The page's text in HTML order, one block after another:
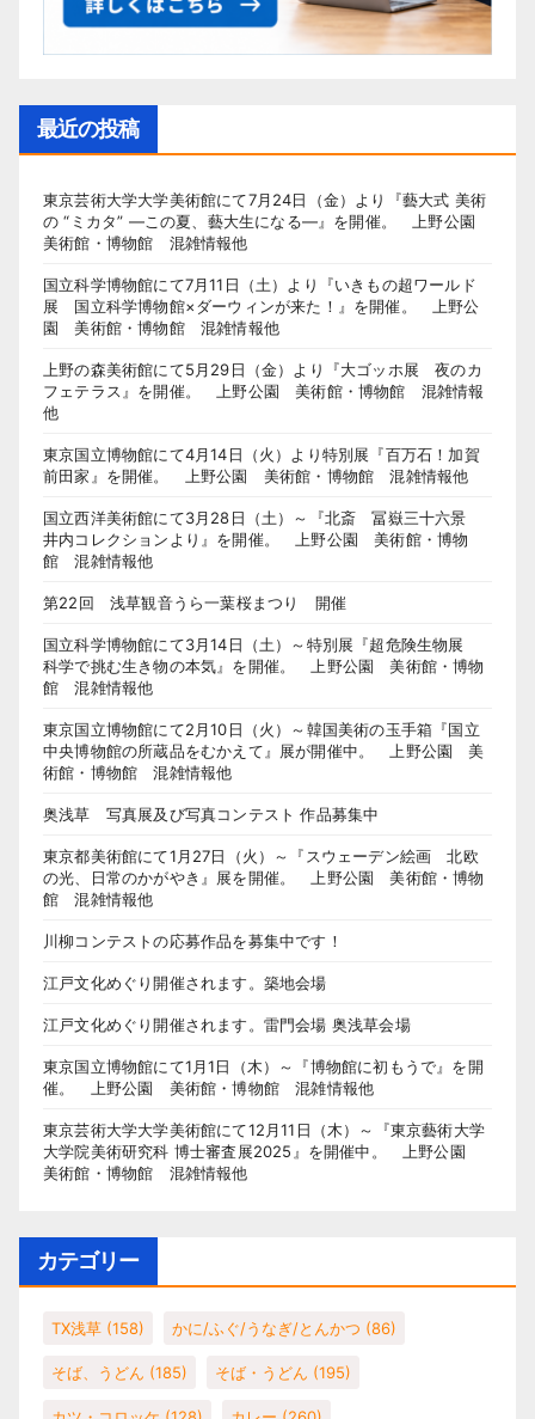
最近の投稿
東京芸術大学大学美術館にて7月24日（金）より『藝大式 美術
の “ミカタ” ―この夏、藝大生になる―』を開催。 上野公園
美術館・博物館 混雑情報他
国立科学博物館にて7月11日（土）より『いきもの超ワールド
展 国立科学博物館×ダーウィンが来た！』を開催。 上野公
園 美術館・博物館 混雑情報他
上野の森美術館にて5月29日（金）より『大ゴッホ展 夜のカ
フェテラス』を開催。 上野公園 美術館・博物館 混雑情報
他
東京国立博物館にて4月14日（火）より特別展『百万石！加賀
前田家』を開催。 上野公園 美術館・博物館 混雑情報他
国立西洋美術館にて3月28日（土）～『北斎 冨嶽三十六景
井内コレクションより』を開催。 上野公園 美術館・博物
館 混雑情報他
第22回 浅草観音うら一葉桜まつり 開催
国立科学博物館にて3月14日（土）～特別展『超危険生物展
科学で挑む生き物の本気』を開催。 上野公園 美術館・博物
館 混雑情報他
東京国立博物館にて2月10日（火）～韓国美術の玉手箱『国立
中央博物館の所蔵品をむかえて』展が開催中。 上野公園 美
術館・博物館 混雑情報他
奥浅草 写真展及び写真コンテスト 作品募集中
東京都美術館にて1月27日（火）～『スウェーデン絵画 北欧
の光、日常のかがやき』展を開催。 上野公園 美術館・博物
館 混雑情報他
川柳コンテストの応募作品を募集中です！
江戸文化めぐり開催されます。築地会場
江戸文化めぐり開催されます。雷門会場 奥浅草会場
東京国立博物館にて1月1日（木）～『博物館に初もうで』を開
催。 上野公園 美術館・博物館 混雑情報他
東京芸術大学大学美術館にて12月11日（木）～『東京藝術大学
大学院美術研究科 博士審査展2025』を開催中。 上野公園
美術館・博物館 混雑情報他
カテゴリー
TX浅草 (158) かに/ふぐ/うなぎ/とんかつ (86)
そば、うどん (185) そば・うどん (195)